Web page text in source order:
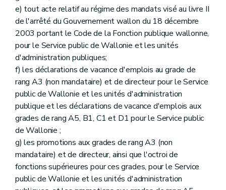
e) tout acte relatif au régime des mandats visé au livre II
de l'arrêté du Gouvernement wallon du 18 décembre
2003 portant le Code de la Fonction publique wallonne,
pour le Service public de Wallonie et les unités
d'administration publiques;
f) les déclarations de vacance d'emplois au grade de
rang A3 (non mandataire) et de directeur pour le Service
public de Wallonie et les unités d'administration
publique et les déclarations de vacance d'emplois aux
grades de rang A5, B1, C1 et D1 pour le Service public
de Wallonie ;
g) les promotions aux grades de rang A3 (non
mandataire) et de directeur, ainsi que l'octroi de
fonctions supérieures pour ces grades, pour le Service
public de Wallonie et les unités d'administration